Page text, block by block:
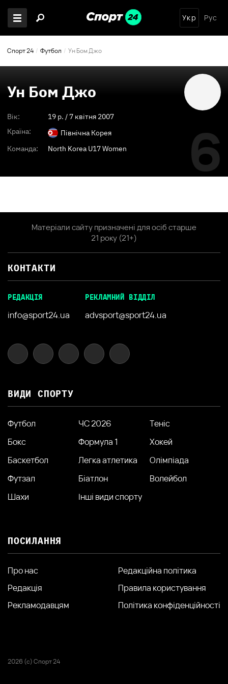
Укр Рус
Спорт 24 Футбол Ун Бом Джо
Ун Бом Джо
Вік: 19 p. / 7 квітня 2007
Країна:
Північна Корея
Команда:
North Korea U17 Women 6
Матеріали сайту призначені для осіб старше
21 року (21+)
КОНТАКТИ
РЕДАКЦІЯ
info@sport24.ua
РЕКЛАМНИЙ ВІДДІЛ
advsport@sport24.ua
ВИДИ СПОРТУ
Футбол ЧС 2026
Теніс
Бокс
Формула 1
Хокей
Баскетбол
Легка атлетика
Олімпіада
Футзал
Біатлон
Волейбол
Шахи
Інші види спорту
ПОСИЛАННЯ
Про нас
Редакція
Рекламодавцям
Редакційна політика
Правила користування
Політика конфіденційності
2026 (с) Спорт 24